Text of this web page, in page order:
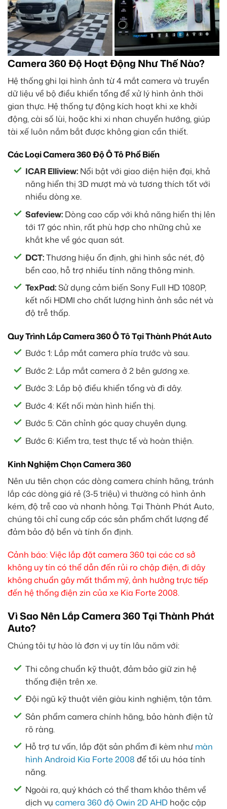
Camera 360 Độ Hoạt Động Như Thế Nào?
Hệ thống ghi lại hình ảnh từ 4 mắt camera và truyền
dữ liệu về bộ điều khiển tổng để xử lý hình ảnh thời
gian thực. Hệ thống tự động kích hoạt khi xe khởi
động, cài số lùi, hoặc khi xi nhan chuyển hướng, giúp
tài xế luôn nắm bắt được không gian cần thiết.
Các Loại Camera 360 Độ Ô Tô Phổ Biến
ICAR Elliview: Nổi bật với giao diện hiện đại, khả
năng hiển thị 3D mượt mà và tương thích tốt với
nhiều dòng xe.
Safeview: Dòng cao cấp với khả năng hiển thị lên
tới 17 góc nhìn, rất phù hợp cho những chủ xe
khắt khe về góc quan sát.
DCT:Thương hiệu ổn định, ghi hình sắc nét, độ
bền cao, hỗ trợ nhiều tính năng thông minh.
TexPad:Sử dụng cảm biến Sony Full HD 1080P,
kết nối HDMI cho chất lượng hình ảnh sắc nét và
độ trễ thấp.
Quy Trình Lắp Camera 360 Ô Tô Tại Thành Phát Auto
Bước 1: Lắp mắt camera phía trước và sau.
Bước 2: Lắp mắt camera ở 2 bên gương xe.
Bước 3: Lắp bộ điều khiển tổng và đi dây.
Bước 4: Kết nối màn hình hiển thị.
Bước 5: Căn chỉnh góc quay chuyên dụng.
Bước 6: Kiểm tra, test thực tế và hoàn thiện.
Kinh Nghiệm Chọn Camera 360
Nên ưu tiên chọn các dòng camera chính hãng, tránh
lắp các dòng giá rẻ (3-5 triệu) vì thường có hình ảnh
kém, độ trễ cao và nhanh hỏng. Tại Thành Phát Auto,
chúng tôi chỉ cung cấp các sản phẩm chất lượng để
đảm bảo độ bền và tính ổn định.
Cảnh báo: Việc lắp đặt camera 360 tại các cơ sở
không uy tín có thể dẫn đến rủi ro chập điện, đi dây
không chuẩn gây mất thẩm mỹ, ảnh hưởng trực tiếp
đến hệ thống điện zin của xe Kia Forte 2008.
Vì Sao Nên Lắp Camera 360 Tại Thành Phát
Auto?
Chúng tôi tự hào là đơn vị uy tín lâu năm với:
Thi công chuẩn kỹ thuật, đảm bảo giữ zin hệ
thống điện trên xe.
Đội ngũ kỹ thuật viên giàu kinh nghiệm, tận tâm.
Sản phẩm camera chính hãng, bảo hành điện tử
rõ ràng.
Hỗ trợ tư vấn, lắp đặt sản phẩm đi kèm như màn
hình Android Kia Forte 2008 để tối ưu hóa tính
năng.
Ngoài ra, quý khách có thể tham khảo thêm về
dịch vụ camera 360 độ Owin 2D AHD hoặc cập